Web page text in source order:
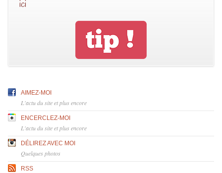
ici
AIMEZ-MOI
L'actu du site et plus encore
ENCERCLEZ-MOI
L'actu du site et plus encore
DÉLIREZ AVEC MOI
Quelques photos
RSS